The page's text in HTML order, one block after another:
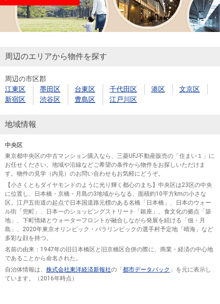
周辺のエリアから物件を探す
周辺の市区郡
江東区
墨田区 台東区 千代田区 港区
文京区
新宿区
渋谷区 豊島区 江戸川区
地域情報
中央区
東京都中央区の中古マンション購入なら、三菱UFJ不動産販売の「住まい１」に
お任せください。地域や沿線などご希望の条件から物件をお探しいただけま
す。物件の見学（内見）のお問い合わせもお気軽にどうぞ。
【小さくともダイヤモンドのように光り輝く都心のまち】中央区は23区の中央
に位置し、日本橋・京橋・月島の3地域からなる、面積約10平方kmの小さな
区。江戸五街道の起点で日本国道路元標のある名橋「日本橋」、日本のウォー
ル街「兜町」、日本一のショッピングストリート「銀座」、食文化の拠点「築
地」、下町情緒とウォーターフロントが融合しながら発展を続ける「佃・月
島」、2020年東京オリンピック・パラリンピックの選手村予定地「晴海」など
多彩な顔を持つ。
名前の由来：1947年の旧日本橋区と旧京橋区合併の際に、商業・経済の中心地
であることから命名された。
自治体情報は、 株式会社東洋経済新報社の「都市データパック 」を元に表示し
ています。（2016年時点）